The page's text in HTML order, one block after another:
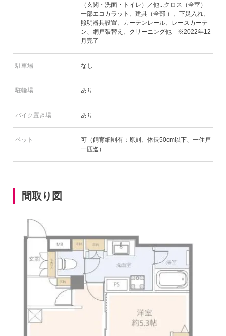
（玄関・洗面・トイレ）／他...クロス（全室）
一部エコカラット、建具（全部 ）、下足入れ、
照明器具設置、カーテンレール、レースカーテ
ン、網戸張替え、クリーニング他 ※2022年12
月完了
駐車場 なし
駐輪場 あり
バイク置き場 あり
ペット
可（飼育細則有：原則、体長50cm以下、一住戸
一匹迄）
間取り図